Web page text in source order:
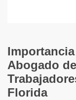
Abogado
Florida